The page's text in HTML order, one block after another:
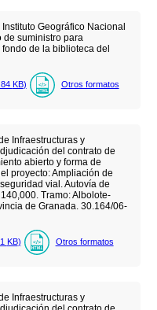
Geográfico Nacional
de suministro para
de la biblioteca del
KB) Otros formatos
Infraestructuras y
del contrato de
abierto y forma de
proyecto: Ampliación de
vial. Autovía de
Tramo: Albolote-
de Granada. 30.164/06-
KB) Otros formatos
Infraestructuras y